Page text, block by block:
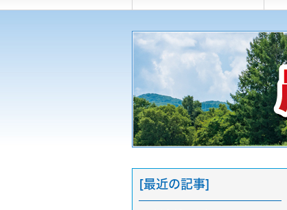
[最近の記事]